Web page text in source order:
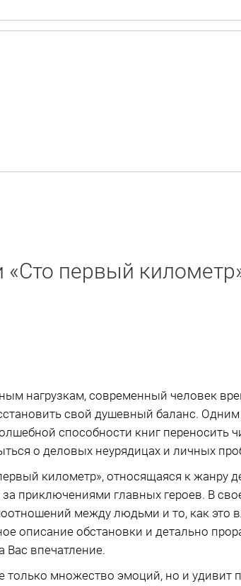
«Сто первый
нагрузкам, современный человек
свой душевный баланс.
способности книг переносить
о деловых неурядицах и личных
километр», относящаяся к жанру
приключениями главных героев. В
между людьми и то, как это
описание обстановки и детально
Вас впечатление.
только множество эмоций, но и удивит